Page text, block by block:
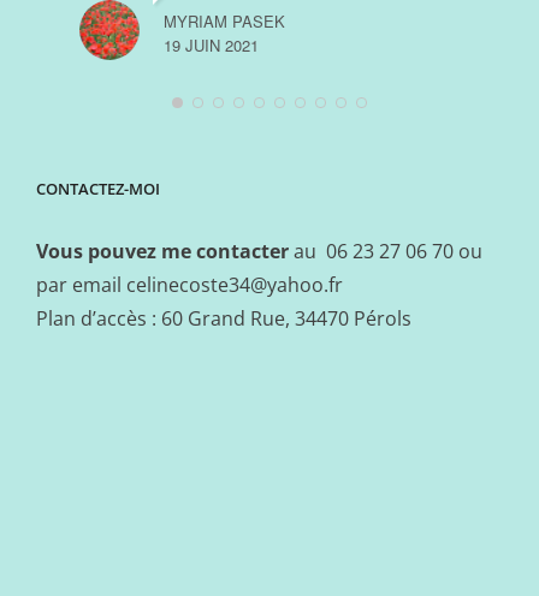
MYRIAM PASEK
19 JUIN 2021
CONTACTEZ-MOI
Vous pouvez me contacterau 06 23 27 06 70 ou
par email celinecoste34@yahoo.fr
Plan d’accès : 60 Grand Rue, 34470 Pérols